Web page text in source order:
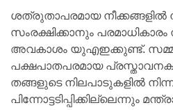
ശത്രുതാപരമായ നീക്കങ്ങളിൽ
സംരക്ഷിക്കാനും
അവകാശം യുഎഇക്കുണ്ട്.
പക്ഷപാതപരമായ
തങ്ങളുടെ നിലപാടുകളിൽ
പിന്നോട്ടടിപ്പിക്കില്ലെന്നും